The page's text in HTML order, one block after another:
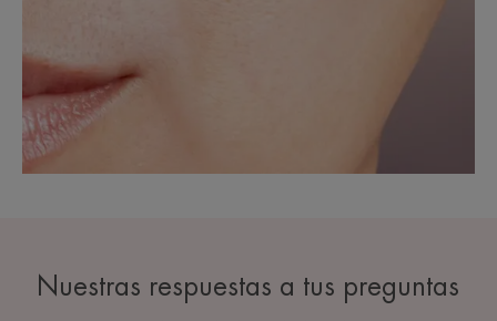
Nuestras respuestas a tus preguntas